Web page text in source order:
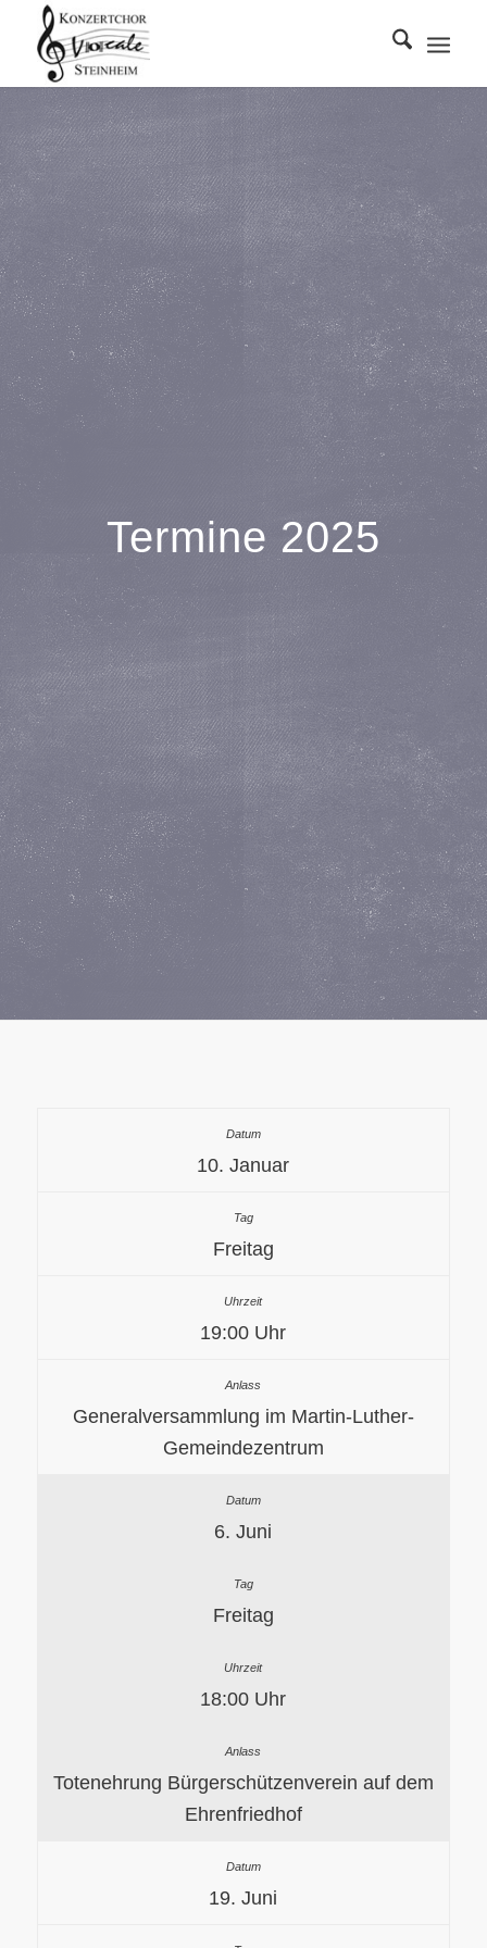
Termine 2025
10. Januar
Freitag
19:00 Uhr
Generalversammlung im Martin-Luther-
Gemeindezentrum
6. Juni
Freitag
18:00 Uhr
Totenehrung Bürgerschützenverein auf dem
Ehrenfriedhof
19. Juni